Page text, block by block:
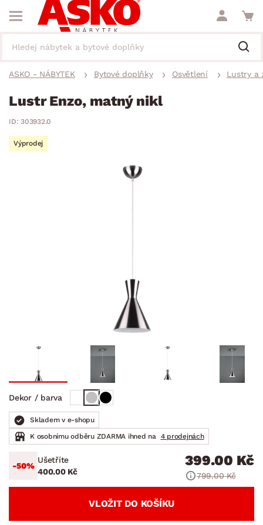
ASKO - NÁBYTEK Bytové doplňky Osvětlení Lustry a
Lustr Enzo, matný nikl
ID: 303932.0
Výprodej
Dekor / barva
Skladem v e-shopu
K osobnímu odběru ZDARMA ihned na
4 prodejnách
-50%
Ušetříte
400.00 Kč
399.00 Kč
799.00 Kč
VLOŽIT DO KOŠÍKU